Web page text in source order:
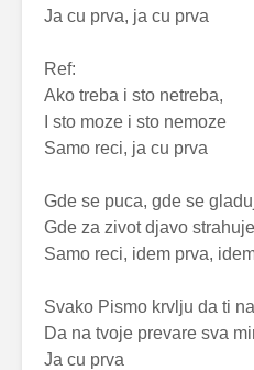
Ja cu prva, ja cu prva
Ref:
Ako treba i sto netreba,
I sto moze i sto nemoze
Samo reci, ja cu prva
Gde se puca, gde se
Gde za zivot djavo strahuje
Samo reci, idem prva,
Svako Pismo krvlju da ti
Da na tvoje prevare sva
Ja cu prva